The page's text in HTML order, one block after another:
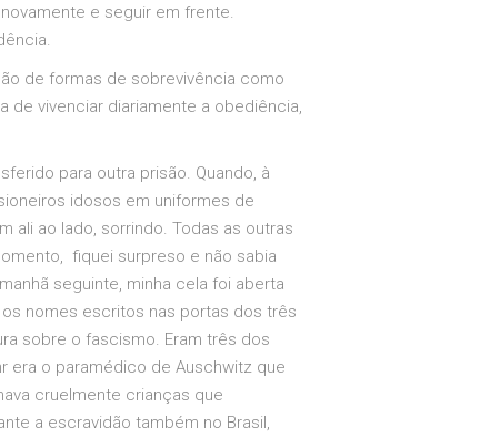
e seguir em frente.
de formas de sobrevivência como
de vivenciar diariamente a obediência,
para outra prisão. Quando, à
idosos em uniformes de
ali ao lado, sorrindo. Todas as outras
fiquei surpreso e não sabia
seguinte, minha cela foi aberta
nomes escritos nas portas dos três
sobre o fascismo. Eram três dos
era o paramédico de Auschwitz que
cruelmente crianças que
a escravidão também no Brasil,